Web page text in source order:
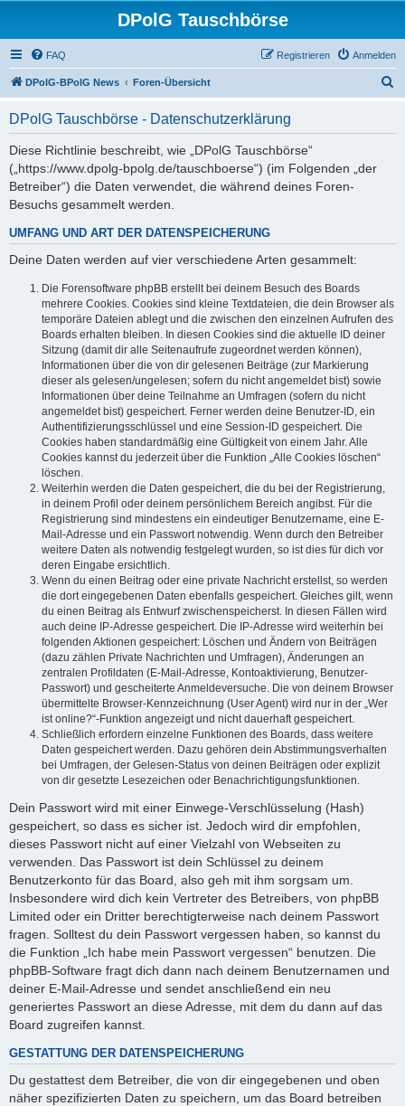
DPolG Tauschbörse
FAQ Anmelden
Registrieren
DPolG-BPolG News Foren-Übersicht
DPolG Tauschbörse - Datenschutzerklärung
Diese Richtlinie beschreibt, wie „DPolG Tauschbörse“
(„https://www.dpolg-bpolg.de/tauschboerse“) (im Folgenden „der
Betreiber“) die Daten verwendet, die während deines Foren-
Besuchs gesammelt werden.
UMFANG UND ART DER DATENSPEICHERUNG
Deine Daten werden auf vier verschiedene Arten gesammelt:
Die Forensoftware phpBB erstellt bei deinem Besuch des Boards
mehrere Cookies. Cookies sind kleine Textdateien, die dein Browser als
temporäre Dateien ablegt und die zwischen den einzelnen Aufrufen des
Boards erhalten bleiben. In diesen Cookies sind die aktuelle ID deiner
Sitzung (damit dir alle Seitenaufrufe zugeordnet werden können),
Informationen über die von dir gelesenen Beiträge (zur Markierung
dieser als gelesen/ungelesen; sofern du nicht angemeldet bist) sowie
Informationen über deine Teilnahme an Umfragen (sofern du nicht
angemeldet bist) gespeichert. Ferner werden deine Benutzer-ID, ein
Authentifizierungsschlüssel und eine Session-ID gespeichert. Die
Cookies haben standardmäßig eine Gültigkeit von einem Jahr. Alle
Cookies kannst du jederzeit über die Funktion „Alle Cookies löschen“
löschen.
Weiterhin werden die Daten gespeichert, die du bei der Registrierung,
in deinem Profil oder deinem persönlichem Bereich angibst. Für die
Registrierung sind mindestens ein eindeutiger Benutzername, eine E-
Mail-Adresse und ein Passwort notwendig. Wenn durch den Betreiber
weitere Daten als notwendig festgelegt wurden, so ist dies für dich vor
deren Eingabe ersichtlich.
Wenn du einen Beitrag oder eine private Nachricht erstellst, so werden
die dort eingegebenen Daten ebenfalls gespeichert. Gleiches gilt, wenn
du einen Beitrag als Entwurf zwischenspeicherst. In diesen Fällen wird
auch deine IP-Adresse gespeichert. Die IP-Adresse wird weiterhin bei
folgenden Aktionen gespeichert: Löschen und Ändern von Beiträgen
(dazu zählen Private Nachrichten und Umfragen), Änderungen an
zentralen Profildaten (E-Mail-Adresse, Kontoaktivierung, Benutzer-
Passwort) und gescheiterte Anmeldeversuche. Die von deinem Browser
übermittelte Browser-Kennzeichnung (User Agent) wird nur in der „Wer
ist online?“-Funktion angezeigt und nicht dauerhaft gespeichert.
Schließlich erfordern einzelne Funktionen des Boards, dass weitere
Daten gespeichert werden. Dazu gehören dein Abstimmungsverhalten
bei Umfragen, der Gelesen-Status von deinen Beiträgen oder explizit
von dir gesetzte Lesezeichen oder Benachrichtigungsfunktionen.
Dein Passwort wird mit einer Einwege-Verschlüsselung (Hash)
gespeichert, so dass es sicher ist. Jedoch wird dir empfohlen,
dieses Passwort nicht auf einer Vielzahl von Webseiten zu
verwenden. Das Passwort ist dein Schlüssel zu deinem
Benutzerkonto für das Board, also geh mit ihm sorgsam um.
Insbesondere wird dich kein Vertreter des Betreibers, von phpBB
Limited oder ein Dritter berechtigterweise nach deinem Passwort
fragen. Solltest du dein Passwort vergessen haben, so kannst du
die Funktion „Ich habe mein Passwort vergessen“ benutzen. Die
phpBB-Software fragt dich dann nach deinem Benutzernamen und
deiner E-Mail-Adresse und sendet anschließend ein neu
generiertes Passwort an diese Adresse, mit dem du dann auf das
Board zugreifen kannst.
GESTATTUNG DER DATENSPEICHERUNG
Du gestattest dem Betreiber, die von dir eingegebenen und oben
näher spezifizierten Daten zu speichern, um das Board betreiben